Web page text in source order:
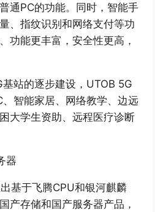
通PC的功能。同时，智能手
、指纹识别和网络支付等功
功能更丰富，安全性更高，
站的逐步建设，UTOB 5G
智能家居、网络教学、边远
大学生资助、远程医疗诊断
器
基于飞腾CPU和银河麒麟
产存储和国产服务器产品，